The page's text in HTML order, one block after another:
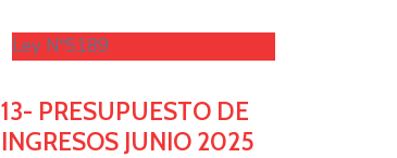
Ley Nº5189
13- PRESUPUESTO DE
INGRESOS JUNIO 2025